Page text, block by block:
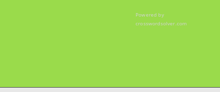
Powered by
crosswordsolver.com